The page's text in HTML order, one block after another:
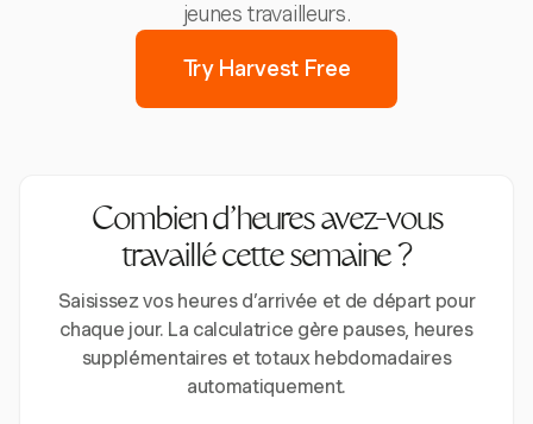
jeunes travailleurs.
Try Harvest Free
Combien d’heures avez-vous
travaillé cette semaine ?
Saisissez vos heures d’arrivée et de départ pour
chaque jour. La calculatrice gère pauses, heures
supplémentaires et totaux hebdomadaires
automatiquement.